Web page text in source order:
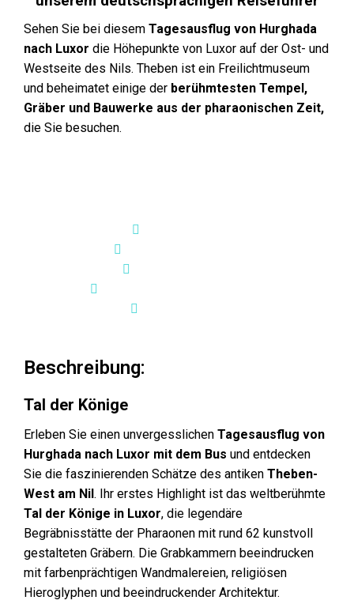
Sehen Sie bei diesem Tagesausflug von Hurghada
nach Luxor die Höhepunkte von Luxor auf der Ost- und
Westseite des Nils. Theben ist ein Freilichtmuseum
und beheimatet einige der berühmtesten Tempel,
Gräber und Bauwerke aus der pharaonischen Zeit,
die Sie besuchen.
Beschreibung:
Tal der Könige
Erleben Sie einen unvergesslichen Tagesausflug von
Hurghada nach Luxor mit dem Bus und entdecken
Sie die faszinierenden Schätze des antiken Theben-
West am Nil. Ihr erstes Highlight ist das weltberühmte
Tal der Könige in Luxor, die legendäre
Begräbnisstätte der Pharaonen mit rund 62 kunstvoll
gestalteten Gräbern. Die Grabkammern beeindrucken
mit farbenprächtigen Wandmalereien, religiösen
Hieroglyphen und beeindruckender Architektur.